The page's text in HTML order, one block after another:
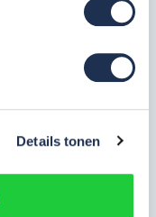
Details tonen